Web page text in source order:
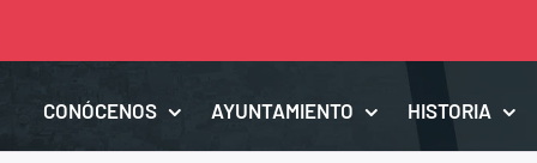
CONÓCENOS AYUNTAMIENTO HISTORIA